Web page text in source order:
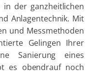
in der ganzheitlichen
Anlagentechnik. Mit
und Messmethoden
Gelingen Ihrer
Sanierung eines
es obendrauf noch